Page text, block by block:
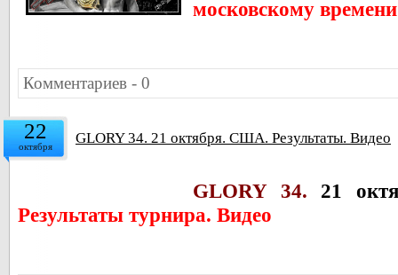
московскому времени
Комментариев - 0
22
октября GLORY 34. 21 октября. США. Результаты. Видео
GLORY 34. 21
Результаты турнира. Видео